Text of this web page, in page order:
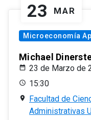
23 MAR
Microeconomía
Michael
23 de Marzo de
15:30
Facultad de
Administrativas